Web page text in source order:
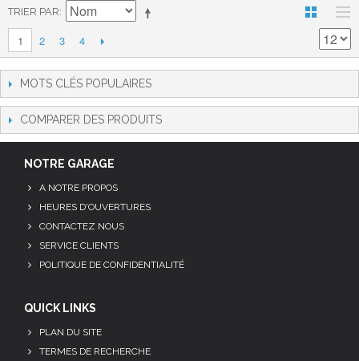
TRIER PAR
1 2 3 4
MOTS CLÉS POPULAIRES
COMPARER DES PRODUITS
NOTRE GARAGE
A NOTRE PROPOS
HEURES D'OUVERTURES
CONTACTEZ NOUS
SERVICE CLIENTS
POLITIQUE DE CONFIDENTIALITÉ
QUICK LINKS
PLAN DU SITE
TERMES DE RECHERCHE